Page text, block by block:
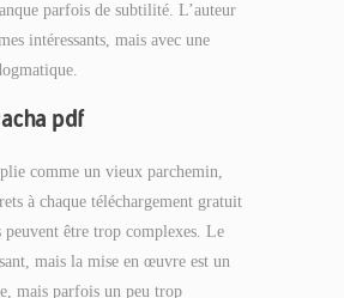
parfois de subtilité. L’auteur
intéressants, mais avec une
pdf
comme un vieux parchemin,
à chaque téléchargement gratuit
peuvent être trop complexes. Le
mais la mise en œuvre est un
mais parfois un peu trop